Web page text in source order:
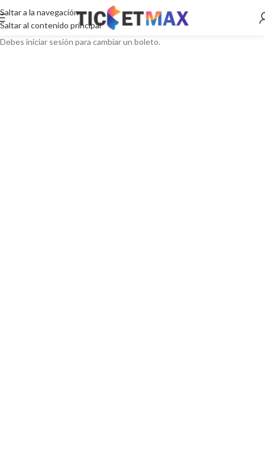
Saltar a la navegación
Saltar al contenido principal
Debes iniciar sesión para cambiar un boleto.